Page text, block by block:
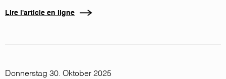
Lire l'article en ligne
Donnerstag 30. Oktober 2025